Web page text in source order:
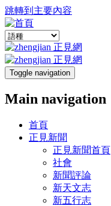
跳轉到主要內容
Toggle navigation
Main navigation
首頁
正見新聞
正見新聞首頁
社會
新聞評論
新天文志
新五行志